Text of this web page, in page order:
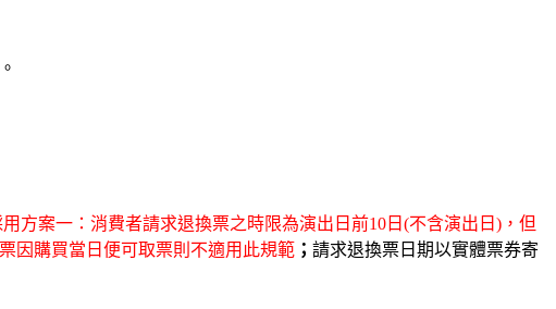
方案一：消費者請求退換票之時限為演出日前10日(不含演出日)，但
因購買當日便可取票則不適用此規範 ； 請求退換票日期以實體票券寄